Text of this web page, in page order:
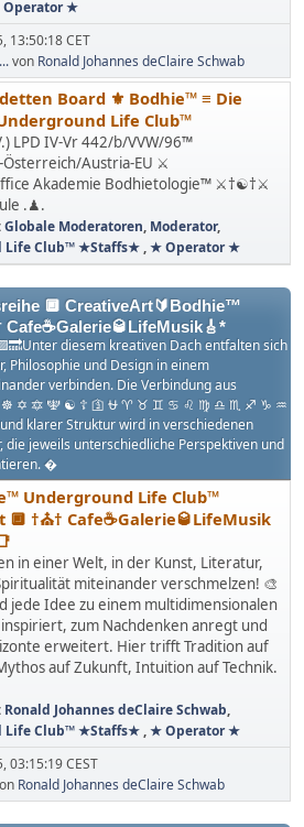
★
13:50:18 CET
von Ronald Johannes deClaire Schwab
Board ⚜ Bodhie™ ≡ Die
Life Club™
LPD IV-Vr 442/b/VVW/96™
Österreich/Austria-EU ⚔
Akademie Bodhietologie™ ⚔†☯†⚔
.♟.
Globale Moderatoren, Moderator,
Life Club™ ★Staffs★,★ Operator ★
🔲 CreativeArt🔰Bodhie™
diesem kreativen Dach entfalten sich
Philosophie und Design in einem
verbinden. Die Verbindung aus
🔯 🕎 ☯️ ☦️ 🛐 ⛎ ♈️ ♉️ ♊️ ♋️ ♌️ ♍️ ♎️ ♏️ ♐️ ♑️ ♒️
klarer Struktur wird in verschiedenen
die jeweils unterschiedliche Perspektiven und
�
Underground Life Club™
†⛪† Cafe☕️Galerie🥃LifeMusik
in einer Welt, in der Kunst, Literatur,
miteinander verschmelzen! 🎨
jede Idee zu einem multidimensionalen
inspiriert, zum Nachdenken anregt und
erweitert. Hier trifft Tradition auf
auf Zukunft, Intuition auf Technik.
Ronald Johannes deClaire Schwab,
Life Club™ ★Staffs★,★ Operator ★
03:15:19 CEST
Ronald Johannes deClaire Schwab